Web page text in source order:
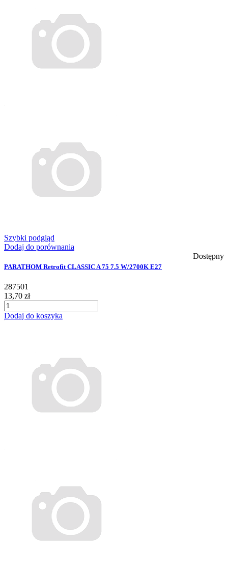
Szybki podgląd
Dodaj do porównania
Dostępny
PARATHOM Retrofit CLASSIC A 75 7.5 W/2700K E27
287501
13,70 zł
Dodaj do koszyka